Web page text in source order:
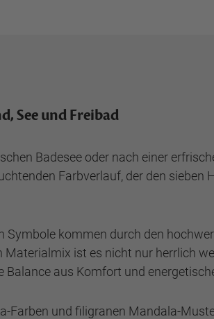
See und Freibad
Badesee oder nach einer
Farbverlauf, der den
Symbole kommen durch den
ist es nicht nur herrlich
aus Komfort und
Farben und filigranen Mandala-